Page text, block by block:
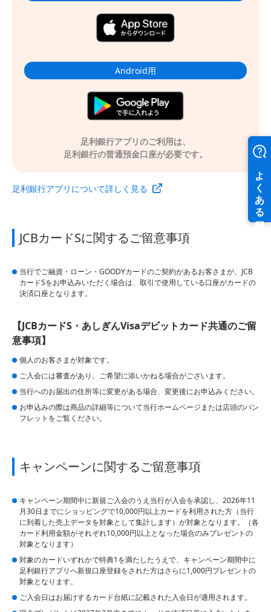
Android用
足利銀行アプリのご利用は、
足利銀行の普通預金口座が必要です。
足利銀行アプリについて詳しく見る
JCBカードSに関するご留意事項
当行でご融資・ローン・GOODYカードのご契約があるお客さまが、JCB
カードSをお申込みいただく場合は、取引で使用している口座がカードの
決済口座となります。
【JCBカードS・あしぎんVisaデビットカード共通のご留
意事項】
個人のお客さまが対象です。
ご入会には審査があり、ご希望に添いかねる場合がございます。
当行へのお届出の住所等に変更がある場合、変更後にお申込みください。
お申込みの際は商品の詳細等について当行ホームページまたは店頭のパン
フレットをご覧ください。
キャンペーンに関するご留意事項
キャンペーン期間中に新規ご入会のうえ当行が入会を承認し、2026年11
月30日までにショッピングで10,000円以上カードを利用された方（当行
に到着した売上データを対象として集計します）が対象となります。（各
カード利用金額がそれぞれ10,000円以上となった場合のみプレゼントの
対象となります）
対象のカードいずれかで特典1を満たしたうえで、キャンペーン期間中に
足利銀行アプリへ新規口座登録をされた方はさらに1,000円プレゼントの
対象となります。
ご入会日はお届けするカード台紙に記載された入会日が適用されます。